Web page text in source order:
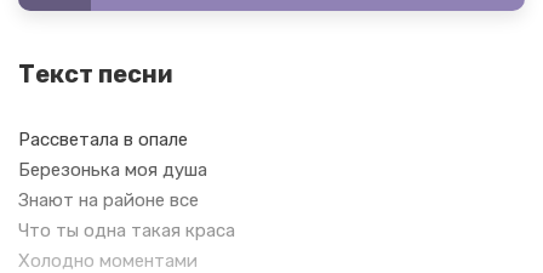
Текст песни
Рассветала в опале
Березонька моя душа
Знают на районе все
Что ты одна такая краса
Холодно моментами